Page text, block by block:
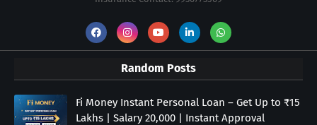
Random Posts
Fi Money Instant Personal Loan – Get Up to ₹15
Lakhs | Salary 20,000 | Instant Approval